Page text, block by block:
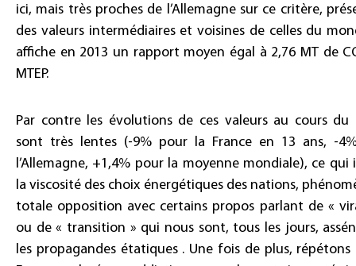
ici, mais très proches de l’Allemagne sur ce critère,
des valeurs intermédiaires et voisines de celles du
affiche en 2013 un rapport moyen égal à 2,76 MT de
MTEP.
Par contre les évolutions de ces valeurs au cours du
sont très lentes (-9% pour la France en 13 ans, -
l’Allemagne, +1,4% pour la moyenne mondiale), ce qui
la viscosité des choix énergétiques des nations,
totale opposition avec certains propos parlant de «
ou de « transition » qui nous sont, tous les jours,
les propagandes étatiques . Une fois de plus, répétons